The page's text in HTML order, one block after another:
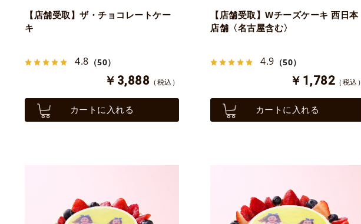
【店舗受取】ザ・チョコレートケー
キ
4.8 （50）
￥3,888 （税込）
カートに入れる
【店舗受取】Wチーズケーキ 西日本
店舗〈名古屋含む〉
4.9 （50）
￥1,782 （税込）
カートに入れる